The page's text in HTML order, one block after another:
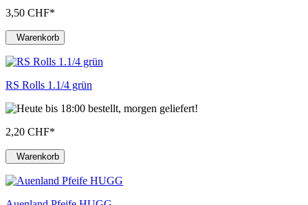
3,50 CHF*
Warenkorb
RS Rolls 1.1/4 grün
2,20 CHF*
Warenkorb